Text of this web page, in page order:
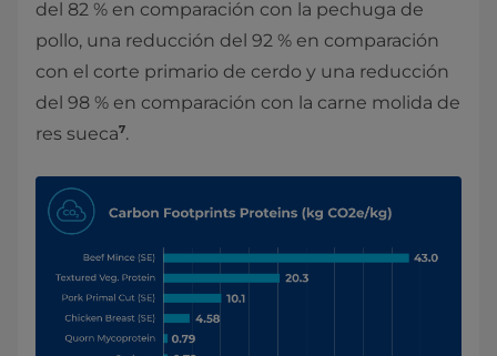
del 82 % en comparación con la pechuga de
pollo, una reducción del 92 % en comparación
con el corte primario de cerdo y una reducción
del 98 % en comparación con la carne molida de
res sueca7.